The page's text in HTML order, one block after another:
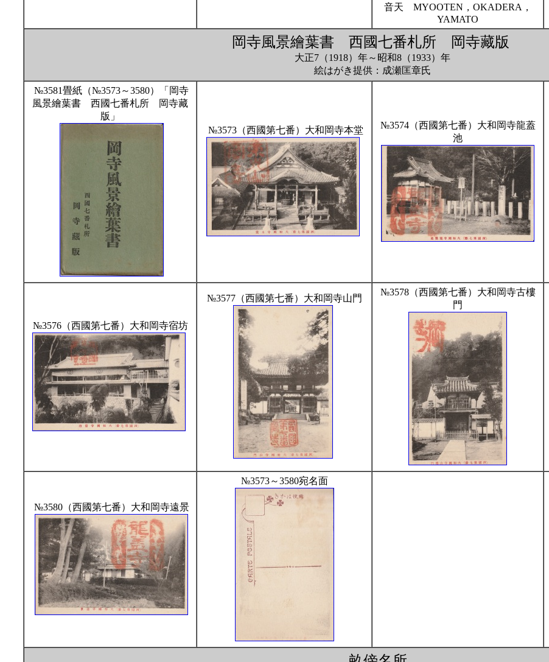
音天 MYOOTEN，OKADERA，
YAMATO
岡寺風景繪葉書 西國七番札所 岡寺藏版
大正7（1918）年～昭和8（1933）年
絵はがき提供：成瀬匡章氏
№3581畳紙（№3573～3580）「岡寺
風景繪葉書 西國七番札所 岡寺藏
版」
№3573（西國第七番）大和岡寺本堂
№3574（西國第七番）大和岡寺龍蓋
池
№3576（西國第七番）大和岡寺宿坊
№3577（西國第七番）大和岡寺山門
№3578（西國第七番）大和岡寺古樓
門
№3580（西國第七番）大和岡寺遠景
№3573～3580宛名面